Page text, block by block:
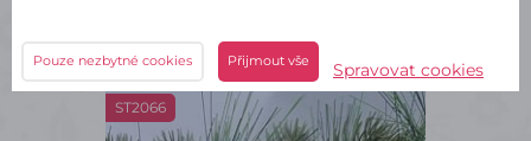
ST2066
Pouze nezbytné cookies Přijmout vše Spravovat cookies